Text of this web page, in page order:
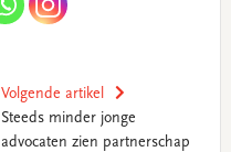
Volgende artikel
Steeds minder jonge
advocaten zien partnerschap